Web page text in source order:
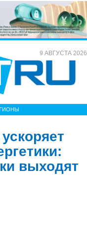
9 АВГУСТА 2026
выходят